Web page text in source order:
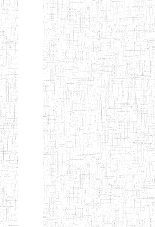
13
Suivant Fin
Etablissements
d'enseignement
secondaire
technique
et
professionnel